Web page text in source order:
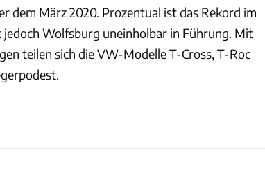
dem März 2020. Prozentual ist das Rekord im
jedoch Wolfsburg uneinholbar in Führung. Mit
teilen sich die VW-Modelle T-Cross, T-Roc